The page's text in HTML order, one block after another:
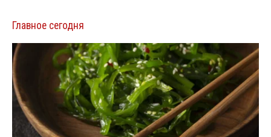
Главное сегодня